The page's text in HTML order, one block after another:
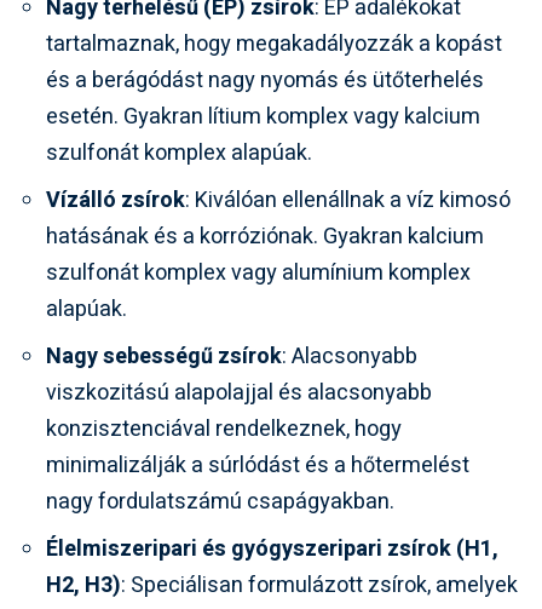
Nagy terhelésű (EP) zsírok: EP adalékokat
tartalmaznak, hogy megakadályozzák a kopást
és a berágódást nagy nyomás és ütőterhelés
esetén. Gyakran lítium komplex vagy kalcium
szulfonát komplex alapúak.
Vízálló zsírok: Kiválóan ellenállnak a víz kimosó
hatásának és a korróziónak. Gyakran kalcium
szulfonát komplex vagy alumínium komplex
alapúak.
Nagy sebességű zsírok: Alacsonyabb
viszkozitású alapolajjal és alacsonyabb
konzisztenciával rendelkeznek, hogy
minimalizálják a súrlódást és a hőtermelést
nagy fordulatszámú csapágyakban.
Élelmiszeripari és gyógyszeripari zsírok (H1,
H2, H3): Speciálisan formulázott zsírok, amelyek